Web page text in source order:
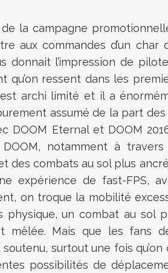
la campagne
aux commandes d’un char
donnait l’impression de
qu’on ressent dans les
archi limité et il a
assumé de la part
DOOM Eternal et DOOM
notamment à
des combats au sol plus
expérience de fast-FPS,
on troque la mobilité
physique, un combat au sol
mêlée. Mais que les fans
surtout une fois qu’on
possibilités de